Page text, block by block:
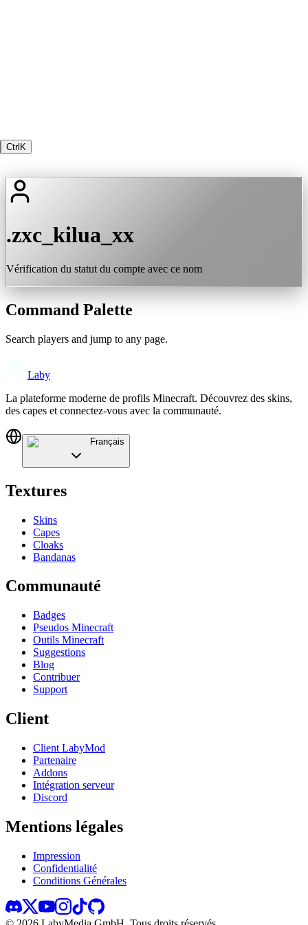
Ctrl K
.zxc_kilua_xx
Vérification du statut du compte avec ce nom
Command Palette
Search players and jump to any page.
Laby
La plateforme moderne de profils Minecraft. Découvrez des skins,
des capes et connectez-vous avec la communauté.
Français
Textures
Skins
Capes
Cloaks
Bandanas
Communauté
Badges
Pseudos Minecraft
Outils Minecraft
Suggestions
Blog
Contribuer
Support
Client
Client LabyMod
Partenaire
Addons
Intégration serveur
Discord
Mentions légales
Impression
Confidentialité
Conditions Générales